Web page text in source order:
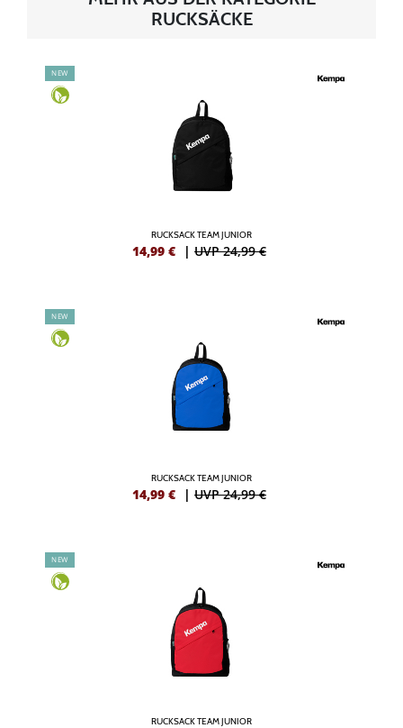
RUCKSÄCKE
NEW
RUCKSACK TEAM JUNIOR
14,99 € | UVP 24,99 €
NEW
RUCKSACK TEAM JUNIOR
14,99 € | UVP 24,99 €
NEW
RUCKSACK TEAM JUNIOR